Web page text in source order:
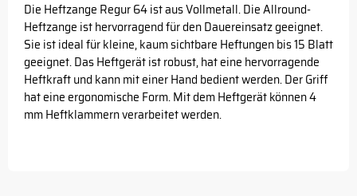
Die Heftzange Regur 64 ist aus Vollmetall. Die Allround-
Heftzange ist hervorragend für den Dauereinsatz geeignet.
Sie ist ideal für kleine, kaum sichtbare Heftungen bis 15 Blatt
geeignet. Das Heftgerät ist robust, hat eine hervorragende
Heftkraft und kann mit einer Hand bedient werden. Der Griff
hat eine ergonomische Form. Mit dem Heftgerät können 4
mm Heftklammern verarbeitet werden.